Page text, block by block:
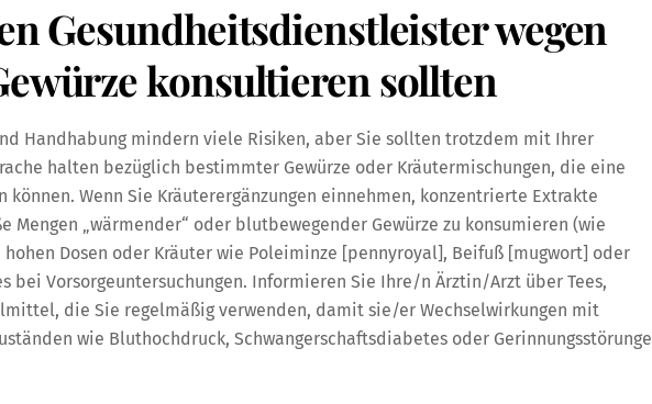
Gesundheitsdienstleister wegen
konsultieren sollten
Handhabung mindern viele Risiken, aber Sie sollten trotzdem mit Ihrer
halten bezüglich bestimmter Gewürze oder Kräutermischungen, die eine
können. Wenn Sie Kräuterergänzungen einnehmen, konzentrierte Extrakte
Mengen „wärmender“ oder blutbewegender Gewürze zu konsumieren (wie
Dosen oder Kräuter wie Poleiminze [pennyroyal], Beifuß [mugwort] oder
bei Vorsorgeuntersuchungen. Informieren Sie Ihre/n Ärztin/Arzt über Tees,
die Sie regelmäßig verwenden, damit sie/er Wechselwirkungen mit
wie Bluthochdruck, Schwangerschaftsdiabetes oder